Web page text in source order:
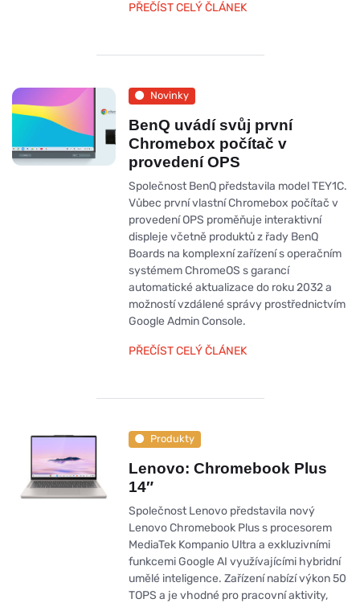
PŘEČÍST CELÝ ČLÁNEK
Novinky
BenQ uvádí svůj první
Chromebox počítač v
provedení OPS
Společnost BenQ představila model TEY1C.
Vůbec první vlastní Chromebox počítač v
provedení OPS proměňuje interaktivní
displeje včetně produktů z řady BenQ
Boards na komplexní zařízení s operačním
systémem ChromeOS s garancí
automatické aktualizace do roku 2032 a
možností vzdálené správy prostřednictvím
Google Admin Console.
PŘEČÍST CELÝ ČLÁNEK
Produkty
Lenovo: Chromebook Plus
14″
Společnost Lenovo představila nový
Lenovo Chromebook Plus s procesorem
MediaTek Kompanio Ultra a exkluzivními
funkcemi Google AI využívajícími hybridní
umělé inteligence. Zařízení nabízí výkon 50
TOPS a je vhodné pro pracovní aktivity,